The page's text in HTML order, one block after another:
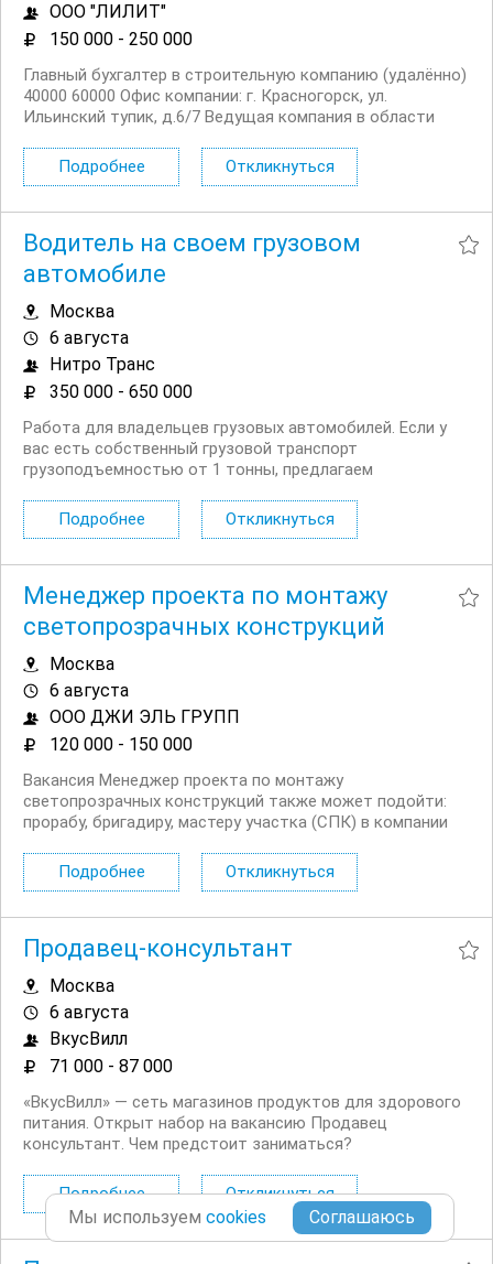
ООО "ЛИЛИТ"
150 000 - 250 000
Главный бухгалтер в строительную компанию (удалённо)
40000 60000 Офис компании: г. Красногорск, ул.
Ильинский тупик, д.6/7 Ведущая компания в области
приглашает вас стать частью профессиональной
команды! Мы занимаемся реализацией масштабных...
Подробнее Откликнуться
Водитель на своем грузовом
автомобиле
Москва
6 августа
Нитро Транс
350 000 - 650 000
Работа для владельцев грузовых автомобилей. Если у
вас есть собственный грузовой транспорт
грузоподъемностью от 1 тонны, предлагаем
Рассматриваем автомобили любых марок и с любым
типом кузова . Основные задачи: Перевозка продукции
Подробнее Откликнуться
Менеджер проекта по монтажу
светопрозрачных конструкций
Москва
6 августа
ООО ДЖИ ЭЛЬ ГРУПП
120 000 - 150 000
Вакансия Менеджер проекта по монтажу
светопрозрачных конструкций также может подойти:
прорабу, бригадиру, мастеру участка (СПК) в компании
групп» специализируется на монтаже и реализации
проектов со стеклопрозрачными конструкциями. Мы
Подробнее Откликнуться
Продавец-консультант
Москва
6 августа
ВкусВилл
71 000 - 87 000
«ВкусВилл» — сеть магазинов продуктов для здорового
питания. Открыт набор на вакансию Продавец
консультант. Чем предстоит заниматься?
кассой. Оформлять витрины в прикассовой зоне.
Контролировать качество и сроки...
Подробнее Откликнуться
Мы используем cookies